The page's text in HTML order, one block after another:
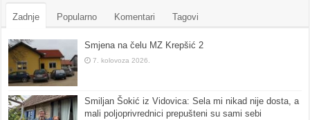
Zadnje Popularno Komentari Tagovi
Smjena na čelu MZ Krepšić 2
7. kolovoza 2026.
Smiljan Šokić iz Vidovica: Sela mi nikad nije dosta, a
mali poljoprivrednici prepušteni su sami sebi